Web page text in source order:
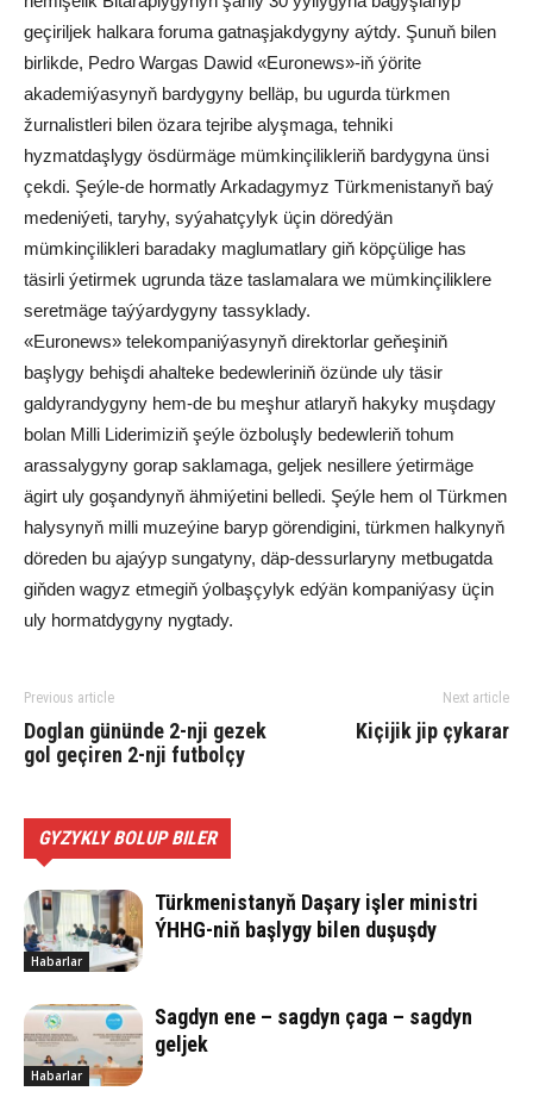
geçiriljek halkara foruma gatnaşjakdygyny aýtdy. Şunuň bilen
birlikde, Pedro Wargas Dawid «Euronews»-iň ýörite
akademiýasynyň bardygyny belläp, bu ugurda türkmen
žurnalistleri bilen özara tejribe alyşmaga, tehniki
hyzmatdaşlygy ösdürmäge mümkinçilikleriň bardygyna ünsi
çekdi. Şeýle-de hormatly Arkadagymyz Türkmenistanyň baý
medeniýeti, taryhy, syýahatçylyk üçin döredýän
mümkinçilikleri baradaky maglumatlary giň köpçülige has
täsirli ýetirmek ugrunda täze taslamalara we mümkinçiliklere
seretmäge taýýardygyny tassyklady.
«Euronews» telekompaniýasynyň direktorlar geňeşiniň
başlygy behişdi ahalteke bedewleriniň özünde uly täsir
galdyrandygyny hem-de bu meşhur atlaryň hakyky muşdagy
bolan Milli Liderimiziň şeýle özboluşly bedewleriň tohum
arassalygyny gorap saklamaga, geljek nesillere ýetirmäge
ägirt uly goşandynyň ähmiýetini belledi. Şeýle hem ol Türkmen
halysynyň milli muzeýine baryp görendigini, türkmen halkynyň
döreden bu ajaýyp sungatyny, däp-dessurlaryny metbugatda
giňden wagyz etmegiň ýolbaşçylyk edýän kompaniýasy üçin
uly hormatdygyny nygtady.
Previous article
Doglan gününde 2-nji gezek
gol geçiren 2-nji futbolçy
Next article
Kiçijik jip çykarar
GYZYKLY BOLUP BILER
Habarlar
Türkmenistanyň Daşary işler ministri
ÝHHG-niň başlygy bilen duşuşdy
Habarlar
Sagdyn ene – sagdyn çaga – sagdyn
geljek